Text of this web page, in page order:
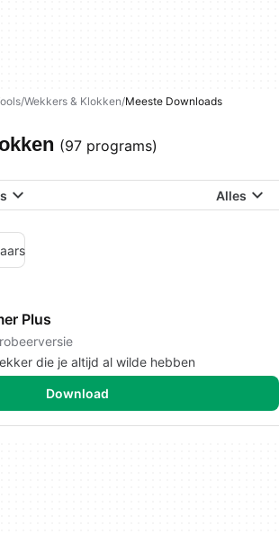
Wekkers & Klokken Meeste Downloads
(97 programs)
Alles
Plus
die je altijd al wilde hebben
Download